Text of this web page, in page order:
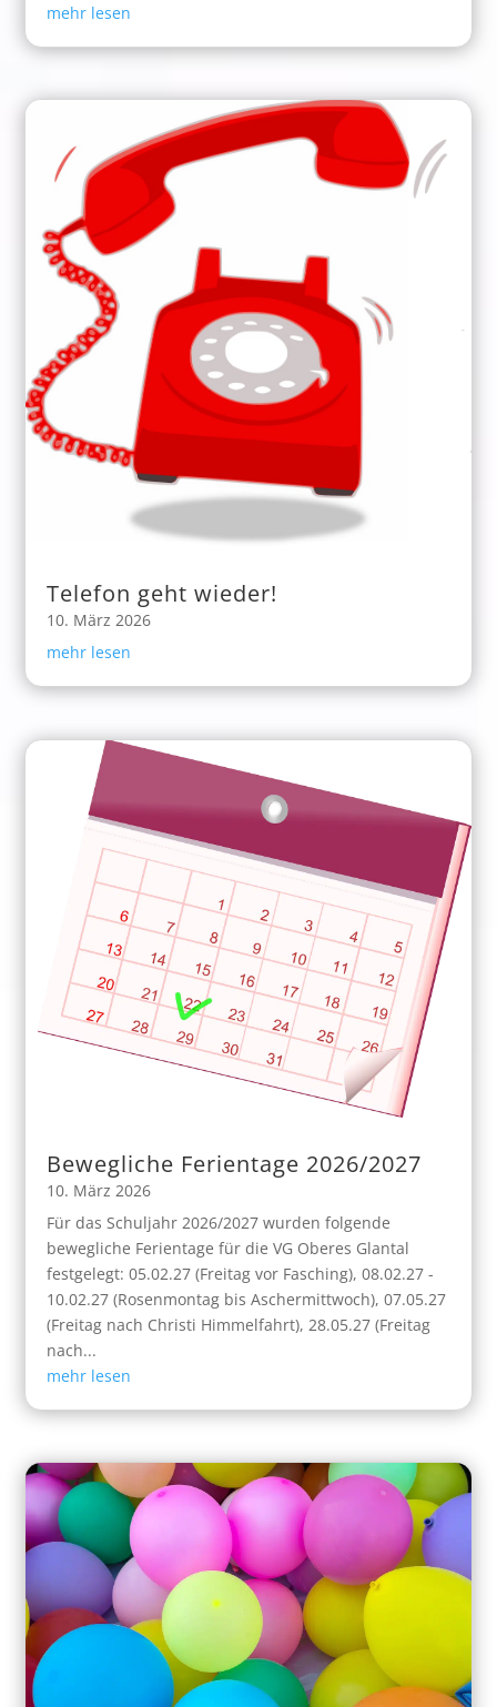
mehr lesen
Telefon geht wieder!
10. März 2026
mehr lesen
Bewegliche Ferientage 2026/2027
10. März 2026
Für das Schuljahr 2026/2027 wurden folgende
bewegliche Ferientage für die VG Oberes Glantal
festgelegt: 05.02.27 (Freitag vor Fasching), 08.02.27 -
10.02.27 (Rosenmontag bis Aschermittwoch), 07.05.27
(Freitag nach Christi Himmelfahrt), 28.05.27 (Freitag
nach...
mehr lesen